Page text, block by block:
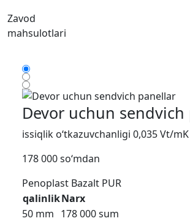
Zavod
mahsulotlari
Devor uchun
issiqlik o‘tkazuvchanligi 0,035 Vt/mK
178 000 so‘mdan
Penoplast Bazalt PUR
qalinlikNarx
50 mm 178 000 sum